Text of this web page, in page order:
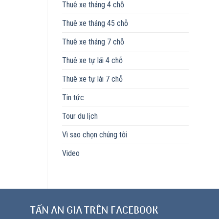
Thuê xe tháng 4 chỗ
Thuê xe tháng 45 chỗ
Thuê xe tháng 7 chỗ
Thuê xe tự lái 4 chỗ
Thuê xe tự lái 7 chỗ
Tin tức
Tour du lịch
Vì sao chọn chúng tôi
Video
TẤN AN GIA TRÊN FACEBOOK